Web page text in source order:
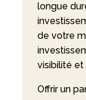
longue
de votre
visibilité et
Offrir un